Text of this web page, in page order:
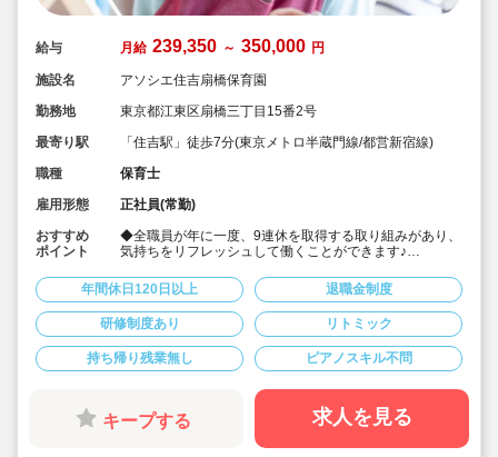
給与 月給 239,350 ～ 350,000 円
施設名
アソシエ住吉扇橋保育園
勤務地
東京都江東区扇橋三丁目15番2号
最寄り駅
「住吉駅」徒歩7分(東京メトロ半蔵門線/都営新宿線)
職種
保育士
雇用形態
正社員(常勤)
おすすめ
ポイント
◆全職員が年に一度、9連休を取得する取り組みがあり、
気持ちをリフレッシュして働くことができます♪
◆月給239,350円〜350,000円/既卒は経験・スキルを考
慮して加算♪
◆賞与年2回＋決算賞与！（前年度実績）
◆年間休日数122日/週休2日制
◆土曜出勤時の振休取得率100%！
◆借上げ社宅制度あり♪
◆残業は月平均5時間(15分/日程度)と少なめです
◆充実した研修制度あり！「あそび研修」や豊富な内部
研修、外部研修は業務時間内に受講可能
◆ICTの導入で業務を効率化しています(コドモンなど) 持
ち帰り仕事・サービス残業はありません！
年間休日120日以上 退職金制度
研修制度あり リトミック
持ち帰り残業無し ピアノスキル不問
キープする 求人を見る